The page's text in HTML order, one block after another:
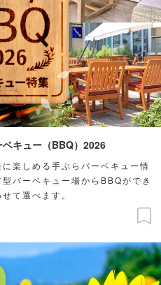
キュー（BBQ）2026
楽しめる手ぶらバーベキュー情
バーベキュー場からBBQができ
て選べます。